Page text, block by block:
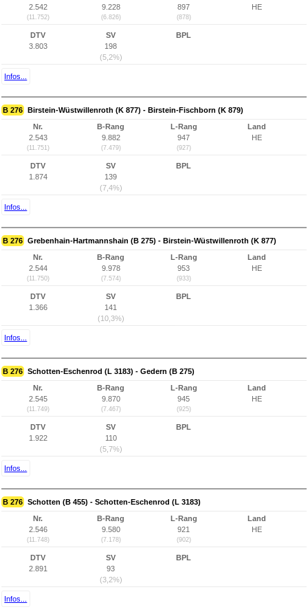
2.542
(11.752)
9.228
(6.826)
897
(878)
HE
DTV
3.803
SV
198
(5,2%)
BPL
Infos...
B 276 Birstein-Wüstwillenroth (K 877) - Birstein-Fischborn (K 879)
Nr.
2.543
(11.751)
B-Rang
9.882
(7.479)
L-Rang
947
(927)
Land
HE
DTV
1.874
SV
139
(7,4%)
BPL
Infos...
B 276 Grebenhain-Hartmannshain (B 275) - Birstein-Wüstwillenroth (K 877)
Nr.
2.544
(11.750)
B-Rang
9.978
(7.574)
L-Rang
953
(933)
Land
HE
DTV
1.366
SV
141
(10,3%)
BPL
Infos...
B 276 Schotten-Eschenrod (L 3183) - Gedern (B 275)
Nr.
2.545
(11.749)
B-Rang
9.870
(7.467)
L-Rang
945
(925)
Land
HE
DTV
1.922
SV
110
(5,7%)
BPL
Infos...
B 276 Schotten (B 455) - Schotten-Eschenrod (L 3183)
Nr.
2.546
(11.748)
B-Rang
9.580
(7.178)
L-Rang
921
(902)
Land
HE
DTV
2.891
SV
93
(3,2%)
BPL
Infos...